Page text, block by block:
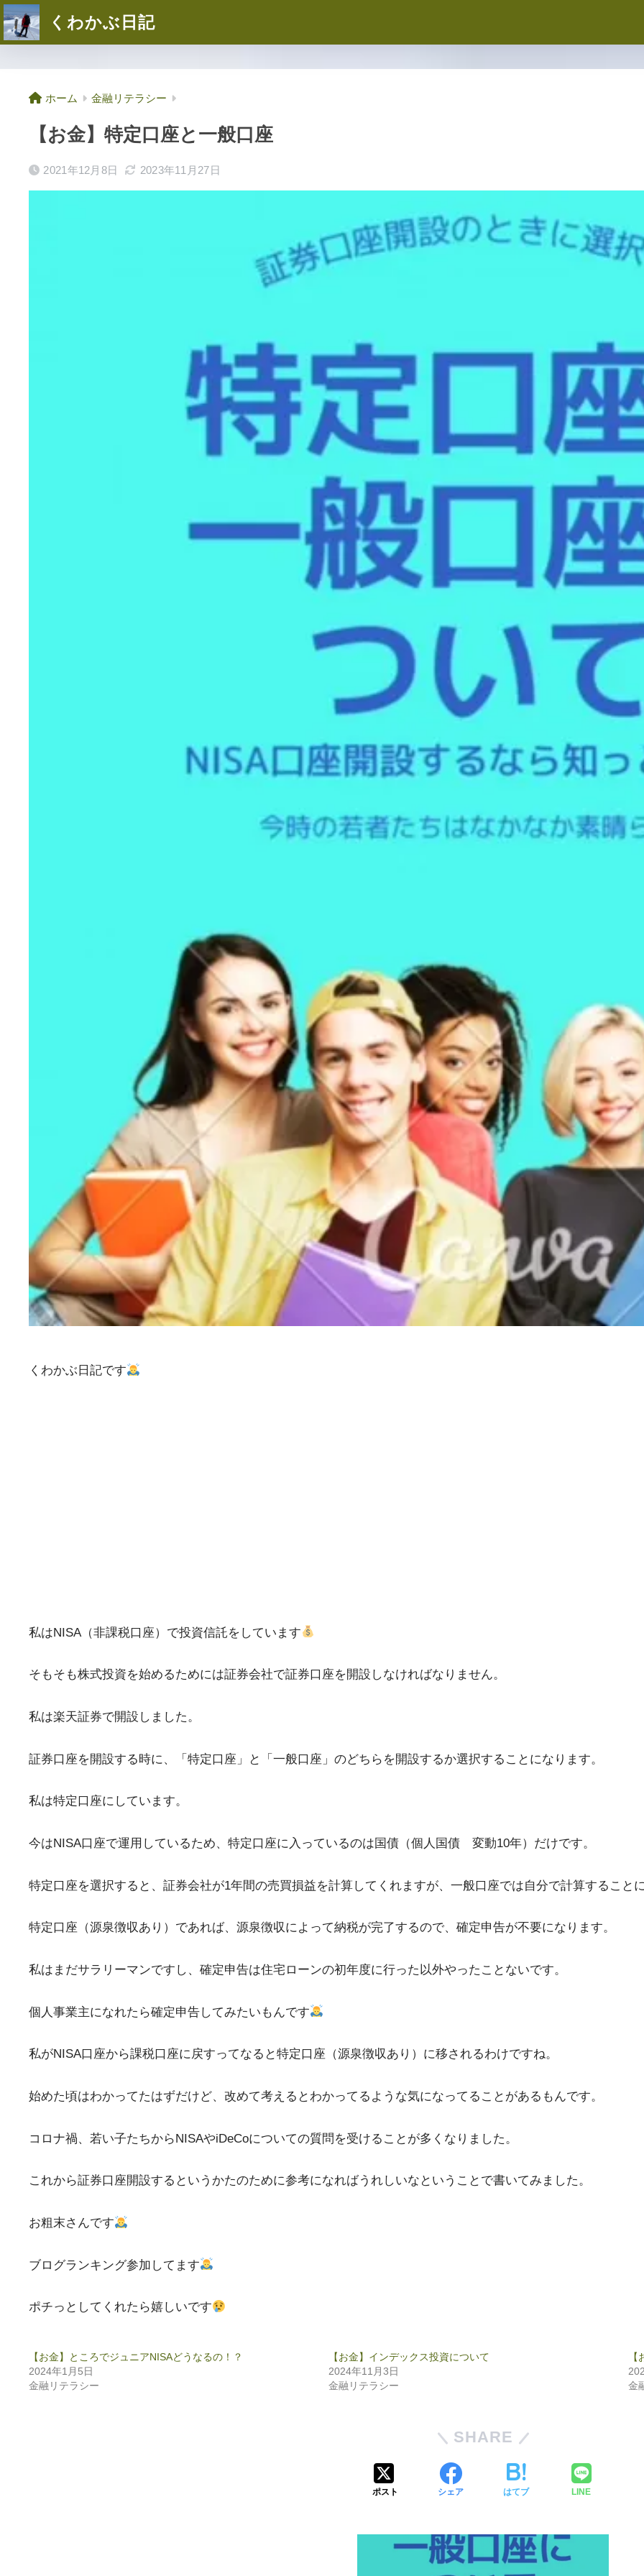
くわかぶ日記
ホーム 金融リテラシー
【お金】特定口座と一般口座
2021年12月8日 2023年11月27日
くわかぶ日記です
私はNISA（非課税口座）で投資信託をしています
そもそも株式投資を始めるためには証券会社で証券口座を開設しなければなりません。
私は楽天証券で開設しました。
証券口座を開設する時に、「特定口座」と「一般口座」のどちらを開設するか選択することになります。
私は特定口座にしています。
今はNISA口座で運用しているため、特定口座に入っているのは国債（個人国債 変動10年）だけです。
特定口座を選択すると、証券会社が1年間の売買損益を計算してくれますが、一般口座では自分で計算することに
特定口座（源泉徴収あり）であれば、源泉徴収によって納税が完了するので、確定申告が不要になります。
私はまだサラリーマンですし、確定申告は住宅ローンの初年度に行った以外やったことないです。
個人事業主になれたら確定申告してみたいもんです
私がNISA口座から課税口座に戻すってなると特定口座（源泉徴収あり）に移されるわけですね。
始めた頃はわかってたはずだけど、改めて考えるとわかってるような気になってることがあるもんです。
コロナ禍、若い子たちからNISAやiDeCoについての質問を受けることが多くなりました。
これから証券口座開設するというかたのために参考になればうれしいなということで書いてみました。
お粗末さんです
ブログランキング参加してます
ポチっとしてくれたら嬉しいです
【お金】ところでジュニアNISAどうなるの！？
2024年1月5日
金融リテラシー
【お金】インデックス投資について
2024年11月3日
金融リテラシー
金
SHARE
ポスト シェア はてブ LINE